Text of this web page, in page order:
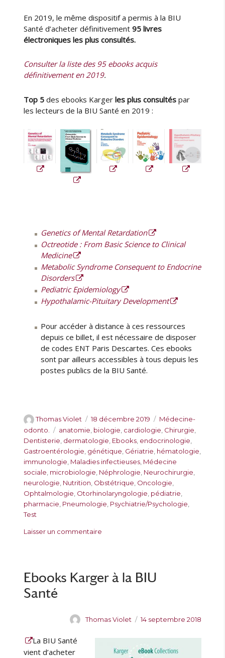
a
r
C
l
e
-
P
r
s
é
En 2019, le même dispositif a permis à la BIU
Santé d’acheter définitivement95 livres
électroniques les plus consultés.
Consulter la liste des 95 ebooks acquis
définitivement en 2019.
Top 5 des ebooks Kargerles plus consultés par
les lecteurs de la BIU Santé en 2019 :
Genetics of Mental Retardation
Octreotide : From Basic Science to Clinical
Medicine
Metabolic Syndrome Consequent to Endocrine
Disorders
Pediatric Epidemiology
Hypothalamic-Pituitary Development
Pour accéder à distance à ces ressources
depuis ce billet, il est nécessaire de disposer
de codes ENT Paris Descartes. Ces ebooks
sont par ailleurs accessibles à tous depuis les
postes publics de la BIU Santé.
A
u
t
e
u
r
Thomas Violet
P
u
b
l
i
é
e
18 décembre 2019
C
a
t
é
g
o
r
i
e
Médecine-
odonto.
É
t
i
q
u
e
t
t
anatomie biologie cardiologie Chirurgie
Dentisterie dermatologie Ebooks endocrinologie
Gastroentérologie génétique Gériatrie hématologie
immunologie Maladies infectieuses Médecine
sociale microbiologie Néphrologie Neurochirurgie
neurologie Nutrition Obstétrique Oncologie
Ophtalmologie Otorhinolaryngologie pédiatrie
pharmacie Pneumologie Psychiatrie/Psychologie
Test
Laisser un commentaire
4
o
Ebooks Karger à la BIU
Santé
A
Thomas Violet
P
b
l
14 septembre 2018
La BIU Santé
vient d’acheter